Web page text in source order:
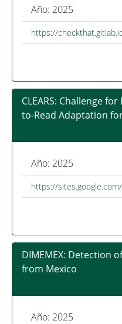
Año: 2025
https://
CLEARS: Challenge
to-Read Adaptation
Año: 2025
https://
DIMEMEX: Detection
from Mexico
Año: 2025